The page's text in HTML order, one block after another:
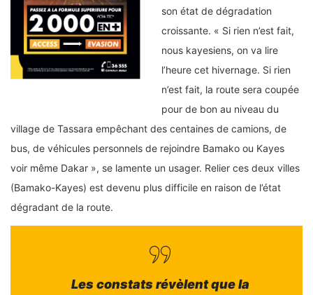
son état de dégradation
croissante. « Si rien n’est fait,
nous kayesiens, on va lire
l’heure cet hivernage. Si rien
n’est fait, la route sera coupée
pour de bon au niveau du
village de Tassara empêchant des centaines de camions, de
bus, de véhicules personnels de rejoindre Bamako ou Kayes
voir même Dakar », se lamente un usager. Relier ces deux villes
(Bamako-Kayes) est devenu plus difficile en raison de l’état
dégradant de la route.
Les constats révèlent que la